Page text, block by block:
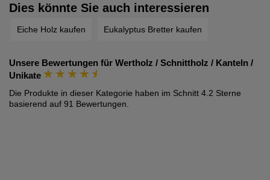
Dies könnte Sie auch interessieren
Eiche Holz kaufen Eukalyptus Bretter kaufen
Unsere Bewertungen für Wertholz / Schnittholz / Kanteln /
Unikate
Die Produkte in dieser Kategorie haben im Schnitt 4.2 Sterne
basierend auf 91 Bewertungen.